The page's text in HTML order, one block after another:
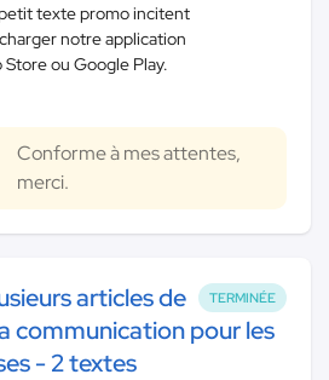
texte promo incitent
notre application
Store ou Google Play.
Conforme à mes attentes,
merci.
TERMINÉE
articles de
communication pour les
- 2 textes